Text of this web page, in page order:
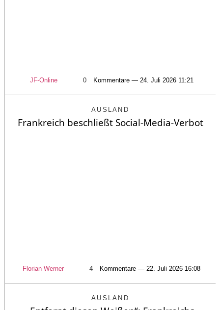
JF-Online 0 Kommentare — 24. Juli 2026 11:21
AUSLAND
Frankreich beschließt Social-Media-Verbot
Florian Werner 4 Kommentare — 22. Juli 2026 16:08
AUSLAND